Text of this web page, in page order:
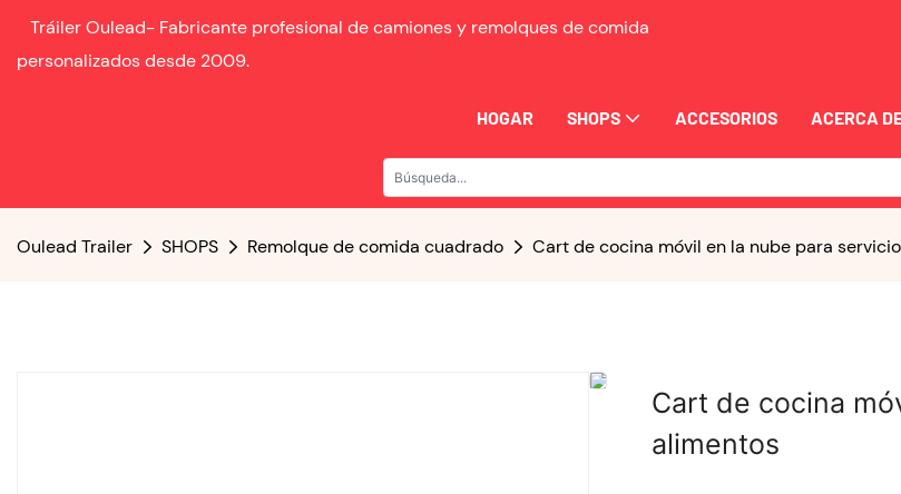
Tráiler Oulead- Fabricante profesional de camiones y remolques de comida
personalizados desde 2009.
HOGAR SHOPS ACCESORIOS ACERCA
Oulead Trailer SHOPS Remolque de comida cuadrado Cart de cocina móvil en la nube para
Cart de cocina
alimentos